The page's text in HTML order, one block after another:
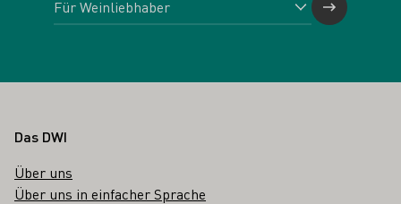
Fußbereich
Das DWI
Über uns
Über uns in einfacher Sprache